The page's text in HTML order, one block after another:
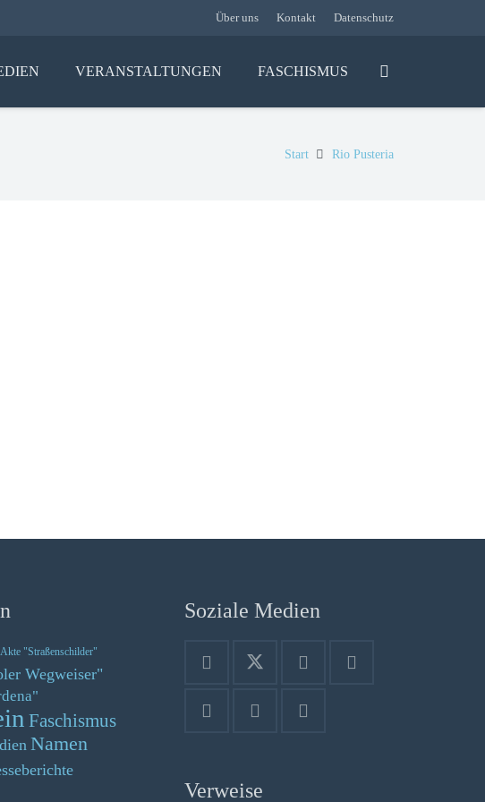
Über uns Kontakt Datenschutz
VERANSTALTUNGEN FASCHISMUS
Start Rio Pusteria
Akte "Straßenschilder"
Wegweiser"
Faschismus
Namen
Soziale Medien
Verweise